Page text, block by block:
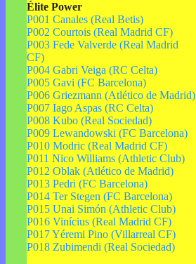
Élite Power
P001 Canales (Real Betis)
P002 Courtois (Real Madrid CF)
P003 Fede Valverde (Real Madrid
CF)
P004 Gabri Veiga (RC Celta)
P005 Gavi (FC Barcelona)
P006 Griezmann (Atlético de Madrid)
P007 Iago Aspas (RC Celta)
P008 Kubo (Real Sociedad)
P009 Lewandowski (FC Barcelona)
P010 Modric (Real Madrid CF)
P011 Nico Williams (Athletic Club)
P012 Oblak (Atlético de Madrid)
P013 Pedri (FC Barcelona)
P014 Ter Stegen (FC Barcelona)
P015 Unai Simón (Athletic Club)
P016 Vinícius (Real Madrid CF)
P017 Yéremi Pino (Villarreal CF)
P018 Zubimendi (Real Sociedad)